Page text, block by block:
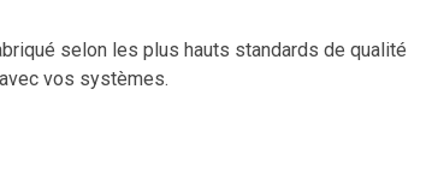
selon les plus hauts standards de qualité
vos systèmes.